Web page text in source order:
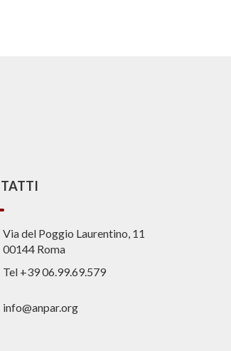
Via del Poggio Laurentino, 11
00144 Roma
Tel +39 06.99.69.579
info@anpar.org